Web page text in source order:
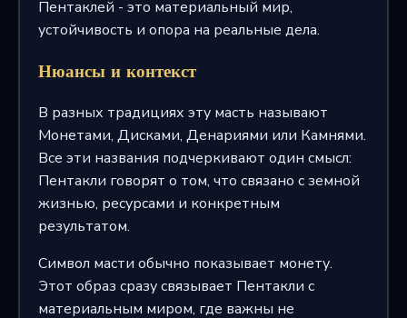
Пентаклей - это материальный мир,
устойчивость и опора на реальные дела.
Нюансы и контекст
В разных традициях эту масть называют
Монетами, Дисками, Денариями или Камнями.
Все эти названия подчеркивают один смысл:
Пентакли говорят о том, что связано с земной
жизнью, ресурсами и конкретным
результатом.
Символ масти обычно показывает монету.
Этот образ сразу связывает Пентакли с
материальным миром, где важны не